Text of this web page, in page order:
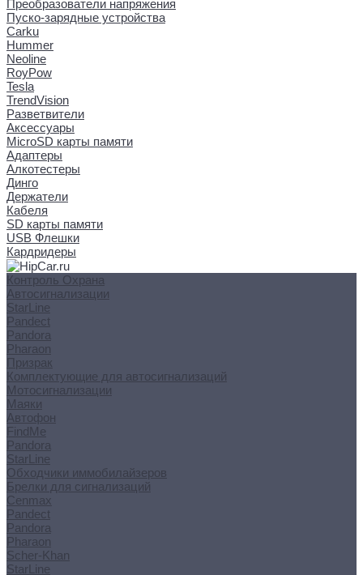
Преобразователи напряжения
Пуско-зарядные устройства
Carku
Hummer
Neoline
RoyPow
Tesla
TrendVision
Разветвители
Аксессуары
MicroSD карты памяти
Адаптеры
Алкотестеры
Динго
Держатели
Кабеля
SD карты памяти
USB Флешки
Кардридеры
Контроль Охрана
Автосигнализации
StarLine
Pandect
Pandora
Pharaon
Призрак
Комплектующие для автосигнализаций
Мотосигнализации
Маяки
Автофон
FindMe
Pandora
StarLine
Обходчики иммобилайзеров
Брелки для сигнализаций
Cenmax
Pandect
Pandora
Pharaon
Scher-Khan
StarLine